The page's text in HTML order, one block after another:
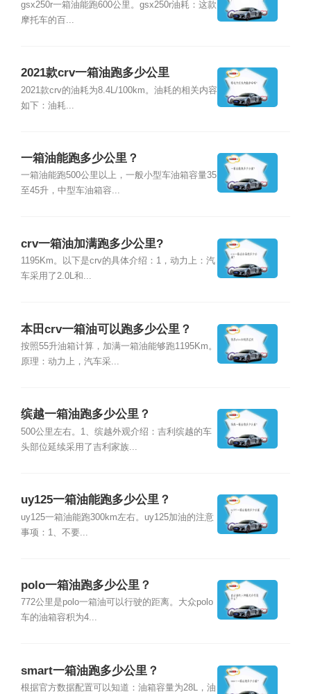
gsx250r一箱油能跑600公里。gsx250r油耗：这款
摩托车的百...
2021款crv一箱油跑多少公里
2021款crv的油耗为8.4L/100km。油耗的相关内容
如下：油耗...
一箱油能跑多少公里？
一箱油能跑500公里以上，一般小型车油箱容量35
至45升，中型车油箱容...
crv一箱油加满跑多少公里?
1195Km。以下是crv的具体介绍：1，动力上：汽
车采用了2.0L和...
本田crv一箱油可以跑多少公里？
按照55升油箱计算，加满一箱油能够跑1195Km。
原理：动力上，汽车采...
缤越一箱油跑多少公里？
500公里左右。1、缤越外观介绍：吉利缤越的车
头部位延续采用了吉利家族...
uy125一箱油能跑多少公里？
uy125一箱油能跑300km左右。uy125加油的注意
事项：1、不要...
polo一箱油跑多少公里？
772公里是polo一箱油可以行驶的距离。大众polo
车的油箱容积为4...
smart一箱油跑多少公里？
根据官方数据配置可以知道：油箱容量为28L，油